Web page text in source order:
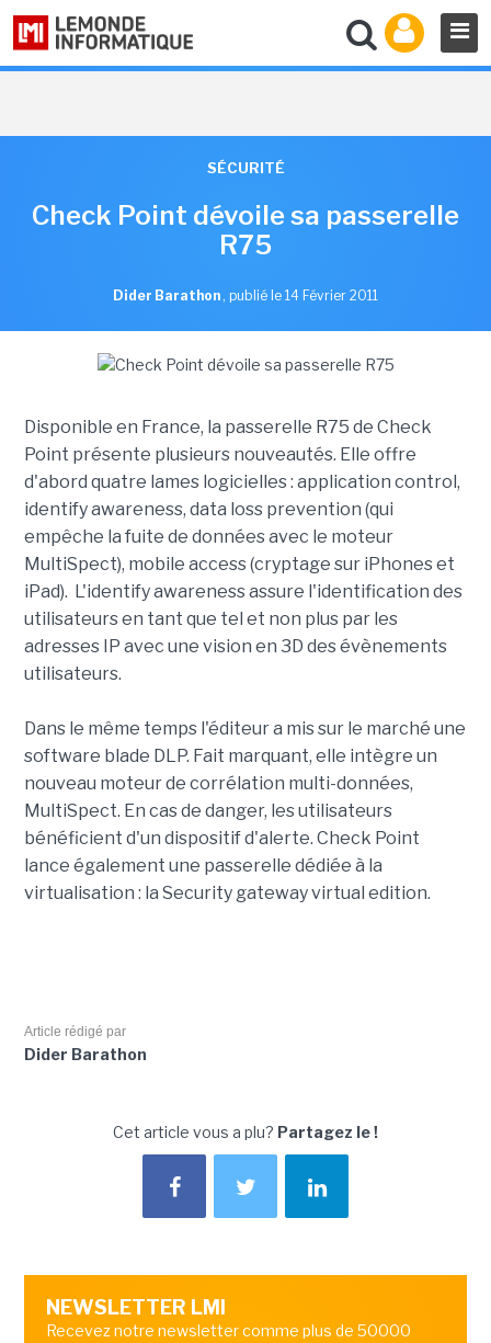
SÉCURITÉ
Check Point dévoile sa passerelle
R75
Dider Barathon , publié le 14 Février 2011
Disponible en France, la passerelle R75 de Check
Point présente plusieurs nouveautés. Elle offre
d'abord quatre lames logicielles : application control,
identify awareness, data loss prevention (qui
empêche la fuite de données avec le moteur
MultiSpect), mobile access (cryptage sur iPhones et
iPad). L'identify awareness assure l'identification des
utilisateurs en tant que tel et non plus par les
adresses IP avec une vision en 3D des évènements
utilisateurs.
Dans le même temps l'éditeur a mis sur le marché une
software blade DLP. Fait marquant, elle intègre un
nouveau moteur de corrélation multi-données,
MultiSpect. En cas de danger, les utilisateurs
bénéficient d'un dispositif d'alerte. Check Point
lance également une passerelle dédiée à la
virtualisation : la Security gateway virtual edition.
Article rédigé par
Dider Barathon
Cet article vous a plu? Partagez le !
NEWSLETTER LMI
Recevez notre newsletter comme plus de 50000